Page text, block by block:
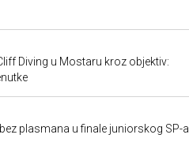
Diving u Mostaru kroz objektiv:
plasmana u finale juniorskog SP-a